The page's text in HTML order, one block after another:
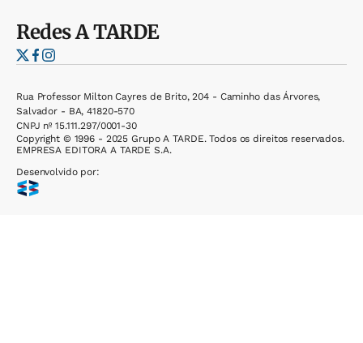
RedesA TARDE
Rua Professor Milton Cayres de Brito, 204 - Caminho das Árvores,
Salvador - BA, 41820-570
CNPJ nº 15.111.297/0001-30
Copyright © 1996 - 2025 Grupo A TARDE. Todos os direitos reservados.
EMPRESA EDITORA A TARDE S.A.
Desenvolvido por: